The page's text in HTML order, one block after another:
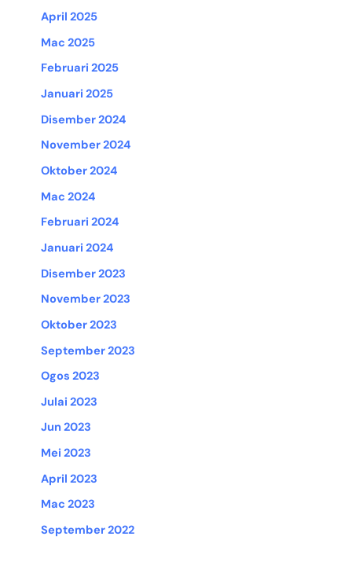
April 2025
Mac 2025
Februari 2025
Januari 2025
Disember 2024
November 2024
Oktober 2024
Mac 2024
Februari 2024
Januari 2024
Disember 2023
November 2023
Oktober 2023
September 2023
Ogos 2023
Julai 2023
Jun 2023
Mei 2023
April 2023
Mac 2023
September 2022